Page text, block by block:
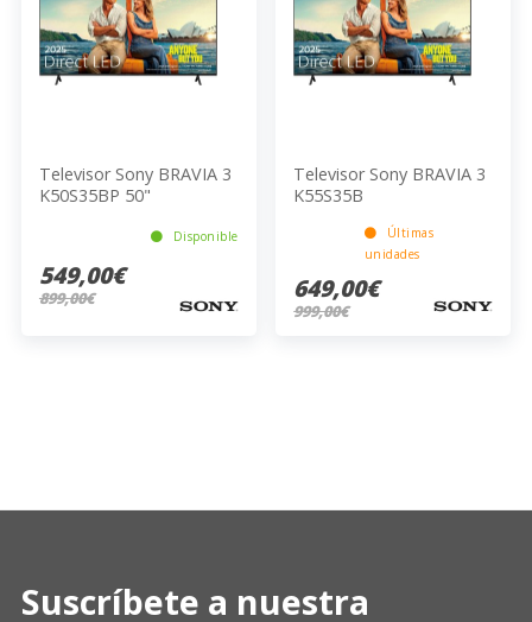
Televisor Sony BRAVIA 3
K50S35BP 50"
Disponible
549,00€
899,00€
Televisor Sony BRAVIA 3
K55S35B
Últimas
unidades
649,00€
999,00€
Suscríbete a nuestra